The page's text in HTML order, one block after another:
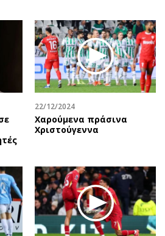
22/12/2024
Χαρούμενα πράσινα
Χριστούγεννα